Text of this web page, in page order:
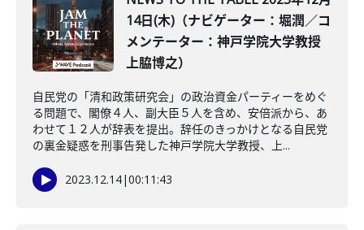
14日(木)（ナビゲーター：堀潤／コ
メンテーター：神戸学院大学教授
上脇博之）
自民党の「清和政策研究会」の政治資金パーティーをめぐ
る問題で、閣僚４人、副大臣５人を含め、安倍派から、あ
わせて１２人が辞表を提出。辞任のきっかけとなる自民党
の裏金疑惑を刑事告発した神戸学院大学教授、上...
2023.12.14|00:11:43